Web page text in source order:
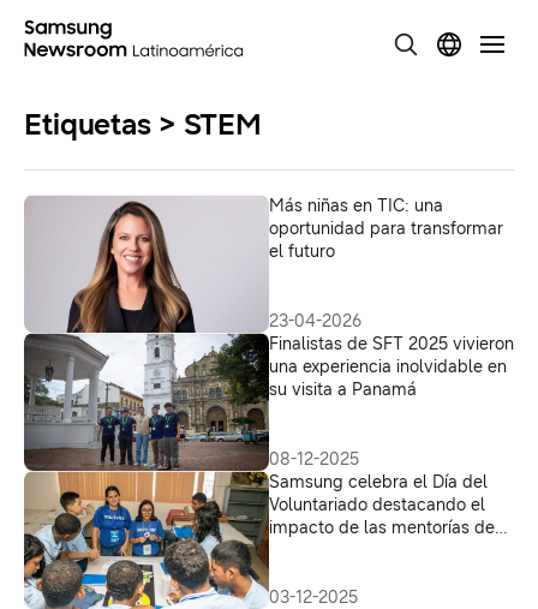
Etiquetas > STEM
Más niñas en TIC: una
oportunidad para transformar
el futuro
23-04-2026
Finalistas de SFT 2025 vivieron
una experiencia inolvidable en
su visita a Panamá
08-12-2025
Samsung celebra el Día del
Voluntariado destacando el
impacto de las mentorías de
for Tomorrow
03-12-2025